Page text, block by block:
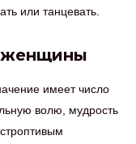
или танцевать.
женщины
имеет число
волю, мудрость